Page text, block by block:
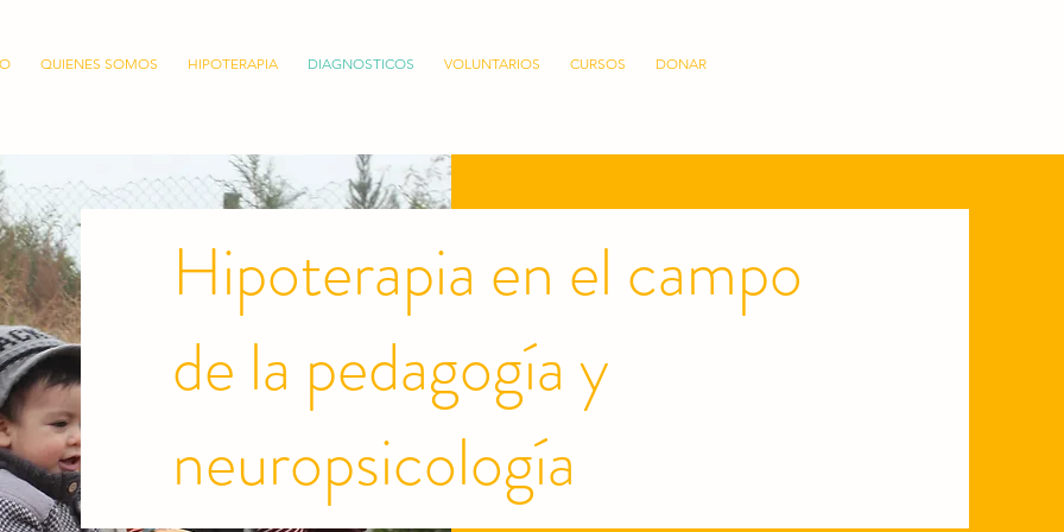
QUIENES SOMOS HIPOTERAPIA DIAGNOSTICOS VOLUNTARIOS CURSOS DONAR
Hipoterapia en el campo
de la pedagogía y
neuropsicología